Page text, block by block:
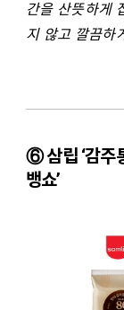
간을 산뜻하게
지 않고 깔끔하
⑥ 삼립 ‘감주
뱅쇼’